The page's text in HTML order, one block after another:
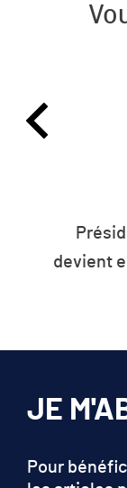
JE
Pour